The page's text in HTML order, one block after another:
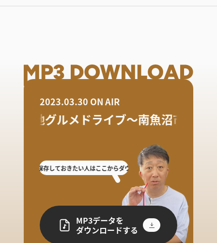
した人や保存しておきたい人はここからダウンロード! 放送を聴き逃した人や保
2023.03.30 ON AIR
ご当地グルメドライブ〜南魚沼市編
MP3データを
ダウンロードする